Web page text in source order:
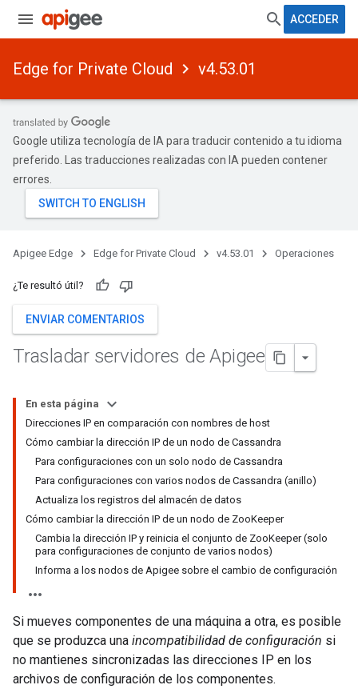
ACCEDER
Edge for Private Cloud v4.53.01
Google utiliza tecnología de IA para traducir contenido a tu idioma
preferido. Las traducciones realizadas con IA pueden contener
errores.
Apigee Edge Edge for Private Cloud v4.53.01 Operaciones
¿Te resultó útil?
ENVIAR COMENTARIOS
Trasladar servidores de Apigee
En esta página
Direcciones IP en comparación con nombres de host
Cómo cambiar la dirección IP de un nodo de Cassandra
Para configuraciones con un solo nodo de Cassandra
Para configuraciones con varios nodos de Cassandra (anillo)
Actualiza los registros del almacén de datos
Cómo cambiar la dirección IP de un nodo de ZooKeeper
Cambia la dirección IP y reinicia el conjunto de ZooKeeper (solo
para configuraciones de conjunto de varios nodos)
Informa a los nodos de Apigee sobre el cambio de configuración
Si mueves componentes de una máquina a otra, es posible
que se produzca una incompatibilidad de configuración si
no mantienes sincronizadas las direcciones IP en los
archivos de configuración de los componentes.